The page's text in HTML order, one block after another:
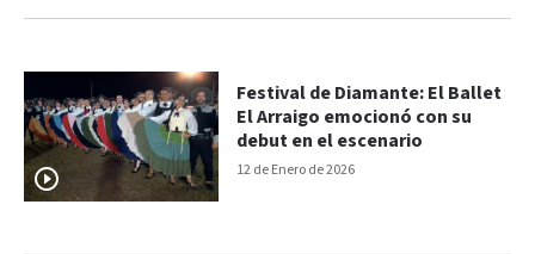
12 de Enero de 2026
Festival de Diamante: El Ballet
El Arraigo emocionó con su
debut en el escenario